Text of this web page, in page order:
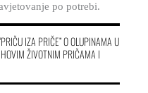
po potrebi.
IZA PRIČE” O OLUPINAMA U
ŽIVOTNIM PRIČAMA I